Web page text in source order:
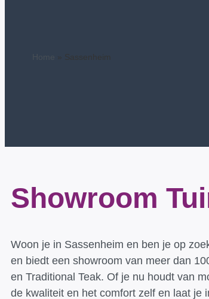
» Sassenheim
Showroom
Woon je in Sassenheim en ben je op
en biedt een showroom van meer dan
en Traditional Teak. Of je nu houdt van
de kwaliteit en het comfort zelf en laat je